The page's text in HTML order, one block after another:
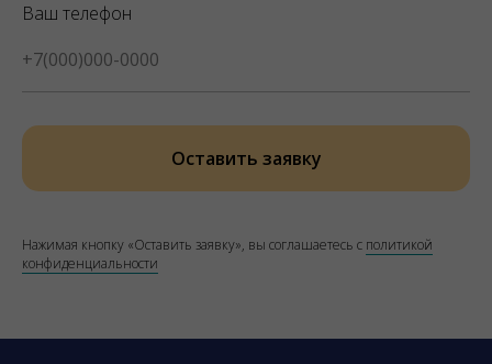
Ваш телефон
Оставить заявку
Нажимая кнопку «Оставить заявку», вы соглашаетесь с политикой
конфиденциальности